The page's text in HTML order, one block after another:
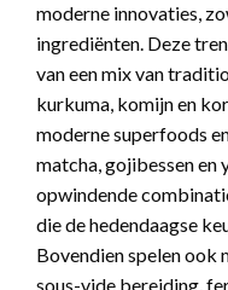
moderne innovaties,
ingrediënten. Deze
van een mix van
kurkuma, komijn en
moderne superfoods
matcha, gojibessen en
opwindende
die de hedendaagse
Bovendien spelen ook
sous-vide bereiding,